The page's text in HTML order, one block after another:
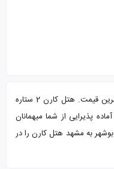
تور مشهد از بوشهر هتل کارن با تضمین بهترین قیمت. هتل کارن 2 ستاره
پذیرایی از شما میهمانان
به مشهد هتل کارن را در